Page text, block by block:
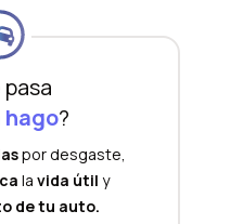
hago?
por desgaste,
la vida útil y
de tu auto.